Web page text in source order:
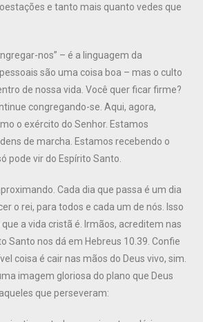
e tanto mais quanto vedes que
nos” – é a linguagem da
são uma coisa boa – mas o culto
de nossa vida. Você quer ficar firme?
congregando-se. Aqui, agora,
o exército do Senhor. Estamos
de marcha. Estamos recebendo o
pode vir do Espírito Santo.
Cada dia que passa é um dia
o rei, para todos e cada um de nós. Isso
a vida cristã é. Irmãos, acreditem nas
Santo nos dá em Hebreus 10.39. Confie
coisa é cair nas mãos do Deus vivo, sim.
imagem gloriosa do plano que Deus
que perseveram: